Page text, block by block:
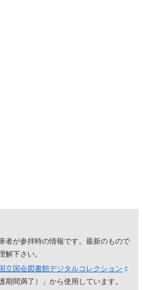
者が参拝時の情報です。最新のもので
解下さい。
立国会図書館デジタルコレクション
期間満了）」から使用しています。